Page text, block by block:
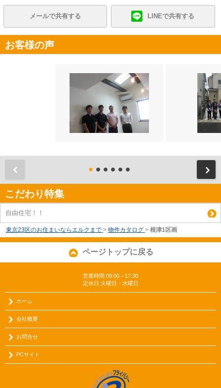
メールで共有する LINEで共有する
お客様の声
こだわり特集
自由住宅！！
東京23区のお住まいならエルクまで > 物件カタログ > 根津1区画
ページトップに戻る
営業時間:09:00～17:30
定休日:火曜日・水曜日
ホーム
会社概要
お問合せ
PCサイト